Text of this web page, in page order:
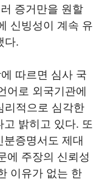
증거만을 원할
신빙성이 계속 유
다.
따르면 심사 국
어로 외국기관에
리적으로 심각한
고 밝히고 있다. 또
증명서도 제대
에 주장의 신뢰성
이유가 없는 한